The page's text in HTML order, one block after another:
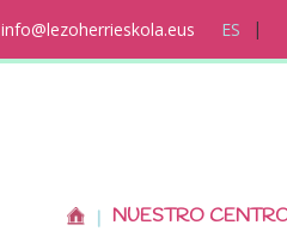
info@lezoherrieskola.eus ES
NUESTRO